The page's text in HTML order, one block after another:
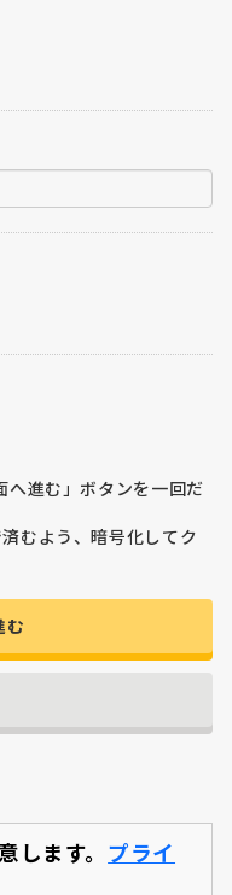
進む」ボタンを一回だ
む
します。 プライ